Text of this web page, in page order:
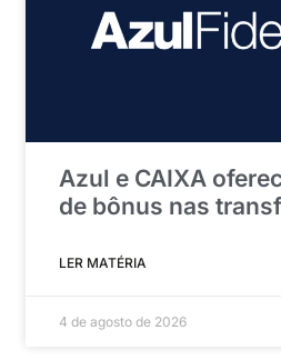
Azul e CAIXA
de bônus nas
LER MATÉRIA
4 de agosto de 2026